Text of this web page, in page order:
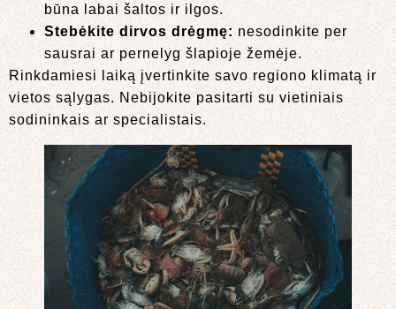
būna labai šaltos ir ilgos.
Stebėkite dirvos drėgmę: nesodinkite per
sausrai ar pernelyg šlapioje žemėje.
Rinkdamiesi laiką įvertinkite savo regiono klimatą ir
vietos sąlygas. Nebijokite pasitarti su vietiniais
sodininkais ar specialistais.